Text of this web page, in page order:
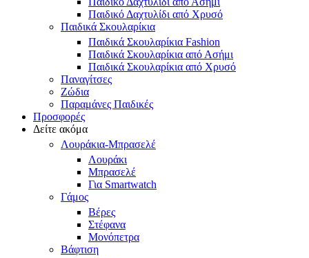
Παιδικό Δαχτυλίδι από Χρυσό
Παιδικά Σκουλαρίκια
Παιδικά Σκουλαρίκια Fashion
Παιδικά Σκουλαρίκια από Ασήμι
Παιδικά Σκουλαρίκια από Χρυσό
Παναγίτσες
Ζώδια
Παραμάνες Παιδικές
Προσφορές
Δείτε ακόμα
Λουράκια-Μπρασελέ
Λουράκι
Μπρασελέ
Για Smartwatch
Γάμος
Βέρες
Στέφανα
Μονόπετρα
Βάφτιση